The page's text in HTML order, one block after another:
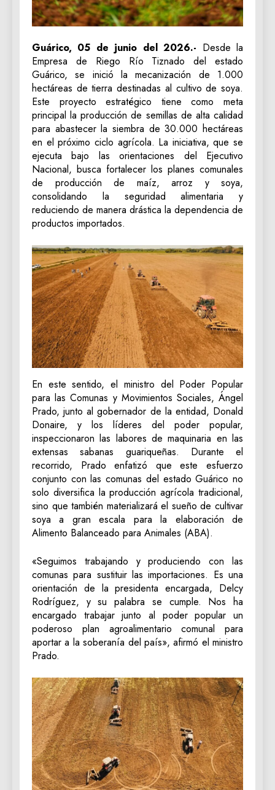
Guárico, 05 de junio del 2026.- Desde la
Empresa de Riego Río Tiznado del estado
Guárico, se inició la mecanización de 1.000
hectáreas de tierra destinadas al cultivo de soya.
Este proyecto estratégico tiene como meta
principal la producción de semillas de alta calidad
para abastecer la siembra de 30.000 hectáreas
en el próximo ciclo agrícola. La iniciativa, que se
ejecuta bajo las orientaciones del Ejecutivo
Nacional, busca fortalecer los planes comunales
de producción de maíz, arroz y soya,
consolidando la seguridad alimentaria y
reduciendo de manera drástica la dependencia de
productos importados.
En este sentido, el ministro del Poder Popular
para las Comunas y Movimientos Sociales, Ángel
Prado, junto al gobernador de la entidad, Donald
Donaire, y los líderes del poder popular,
inspeccionaron las labores de maquinaria en las
extensas sabanas guariqueñas. Durante el
recorrido, Prado enfatizó que este esfuerzo
conjunto con las comunas del estado Guárico no
solo diversifica la producción agrícola tradicional,
sino que también materializará el sueño de cultivar
soya a gran escala para la elaboración de
Alimento Balanceado para Animales (ABA).
«Seguimos trabajando y produciendo con las
comunas para sustituir las importaciones. Es una
orientación de la presidenta encargada, Delcy
Rodríguez, y su palabra se cumple. Nos ha
encargado trabajar junto al poder popular un
poderoso plan agroalimentario comunal para
aportar a la soberanía del país», afirmó el ministro
Prado.